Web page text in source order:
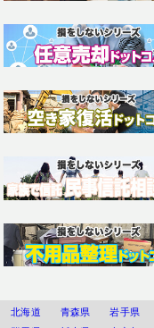
北海道 青森県 岩手県